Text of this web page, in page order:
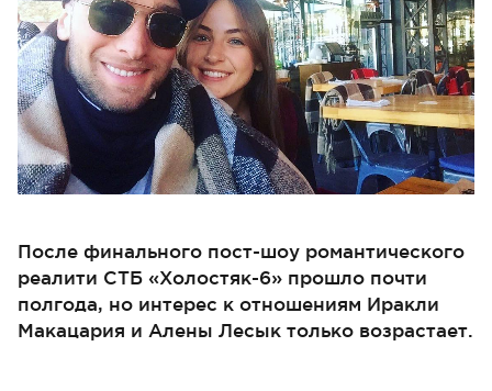
После финального пост-шоу романтического
реалити СТБ «Холостяк-6» прошло почти
полгода, но интерес к отношениям Иракли
Макацария и Алены Лесык только возрастает.